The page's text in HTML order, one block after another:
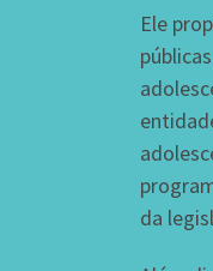
Ele
da